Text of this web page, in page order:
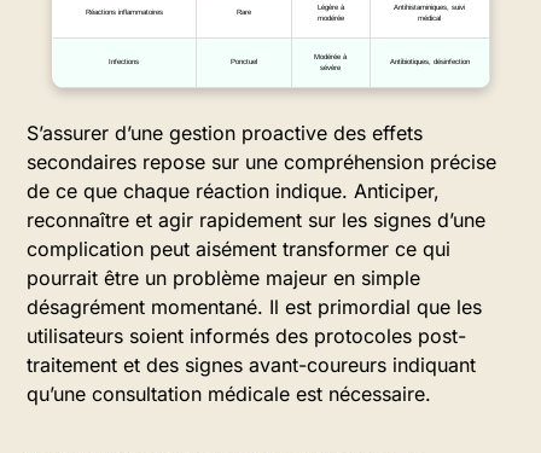
Réactions inflammatoires Rare
Légère à
modérée
Antihistaminiques, suivi
médical
Infections Ponctuel
Modérée à
sévère
Antibiotiques, désinfection
S’assurer d’une gestion proactive des effets
secondaires repose sur une compréhension précise
de ce que chaque réaction indique. Anticiper,
reconnaître et agir rapidement sur les signes d’une
complication peut aisément transformer ce qui
pourrait être un problème majeur en simple
désagrément momentané. Il est primordial que les
utilisateurs soient informés des protocoles post-
traitement et des signes avant-coureurs indiquant
qu’une consultation médicale est nécessaire.